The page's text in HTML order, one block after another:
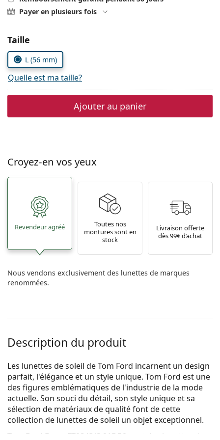
Persol
Toutes les marques
Payer en plusieurs fois
Choisissez les paramètres
Taille
L (56 mm)
Quelle est ma taille?
Ajouter au panier
Croyez-en vos yeux
Revendeur agréé
Toutes nos
montures sont en
stock
Livraison offerte
dès 99€ d’achat
Nous vendons exclusivement des lunettes de marques
renommées.
Description du produit
Les lunettes de soleil de Tom Ford incarnent un design
parfait, l'élégance et un style unique. Tom Ford est une
des figures emblématiques de l'industrie de la mode
actuelle. Son souci du détail, son style unique et sa
sélection de matériaux de qualité font de cette
collection de lunettes de soleil un objet exceptionnel.
Tom Ford Faryn FT0843/S 01F 56 sont des lunettes de